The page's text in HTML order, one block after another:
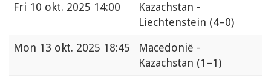
Fri 10 okt. 2025 14:00
Kazachstan -
Liechtenstein (4–0)
Mon 13 okt. 2025 18:45
Macedonië -
Kazachstan (1–1)